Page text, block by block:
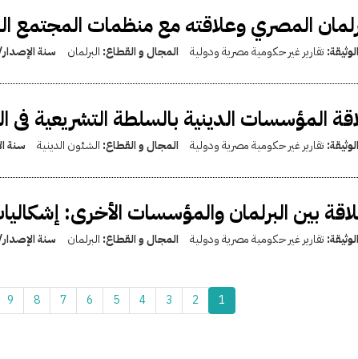
المصري وعلاقته مع منظمات المجتمع
تقارير غير حكومية مصرية ودولية المجال و القطاع: البرلمان سنة
المؤسسات الدينية بالسلطة التشريعية فى
تقارير غير حكومية مصرية ودولية المجال و القطاع: الشئون الدينية سنة
بين البرلمان والمؤسسات الأخرى:
تقارير غير حكومية مصرية ودولية المجال و القطاع: البرلمان سنة
1
2
3
4
5
6
7
8
9